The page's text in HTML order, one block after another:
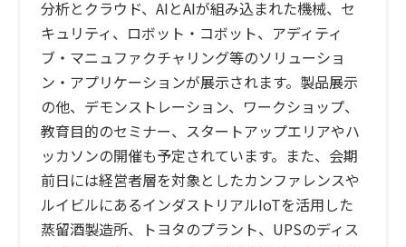
分析とクラウド、AIとAIが組み込まれた機械、セ
キュリティ、ロボット・コボット、アディティ
ブ・マニュファクチャリング等のソリューショ
ン・アプリケーションが展示されます。製品展示
の他、デモンストレーション、ワークショップ、
教育目的のセミナー、スタートアップエリアやハ
ッカソンの開催も予定されています。また、会期
前日には経営者層を対象としたカンファレンスや
ルイビルにあるインダストリアルIoTを活用した
蒸留酒製造所、トヨタのプラント、UPSのディス